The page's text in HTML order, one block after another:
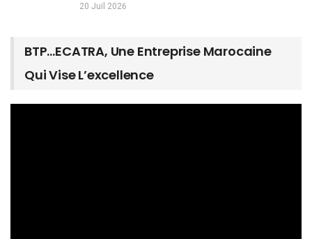
20 Juil 2026
BTP…ECATRA, Une Entreprise Marocaine
Qui Vise L’excellence